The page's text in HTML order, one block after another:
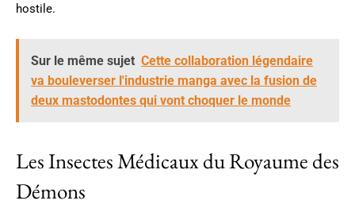
hostile.
Sur le même sujet Cette collaboration légendaire
va bouleverser l'industrie manga avec la fusion de
deux mastodontes qui vont choquer le monde
Les Insectes Médicaux du Royaume des
Démons